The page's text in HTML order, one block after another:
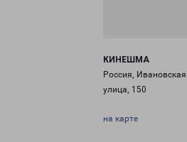
КИНЕШМА
Россия,
улица, 150
на карте